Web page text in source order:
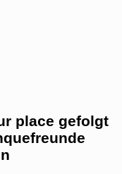
place gefolgt